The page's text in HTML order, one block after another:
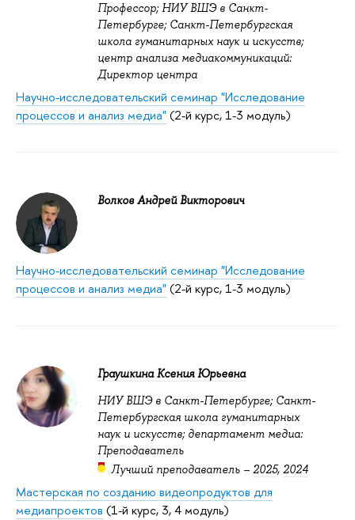
Профессор; НИУ ВШЭ в Санкт-
Петербурге; Санкт-Петербургская
школа гуманитарных наук и искусств;
центр анализа медиакоммуникаций:
Директор центра
Научно-исследовательский семинар "Исследование
процессов и анализ медиа"(2-й курс, 1-3 модуль)
Волков Андрей Викторович
Научно-исследовательский семинар "Исследование
процессов и анализ медиа"(2-й курс, 1-3 модуль)
Граушкина Ксения Юрьевна
НИУ ВШЭ в Санкт-Петербурге; Санкт-
Петербургская школа гуманитарных
наук и искусств; департамент медиа:
Преподаватель
Лучший преподаватель – 2025, 2024
Мастерская по созданию видеопродуктов для
медиапроектов (1-й курс, 3, 4 модуль)